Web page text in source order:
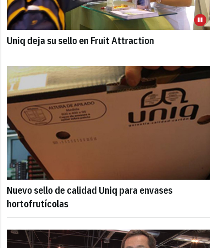
Uniq deja su sello en Fruit Attraction
Nuevo sello de calidad Uniq para envases
hortofrutícolas